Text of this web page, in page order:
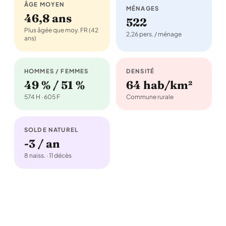
ÂGE MOYEN
46,8 ans
Plus âgée que moy. FR (42
ans)
MÉNAGES
522
2,26 pers. / ménage
HOMMES / FEMMES
49 % / 51 %
574 H · 605 F
DENSITÉ
64 hab/km²
Commune rurale
SOLDE NATUREL
-3 / an
8 naiss. · 11 décès